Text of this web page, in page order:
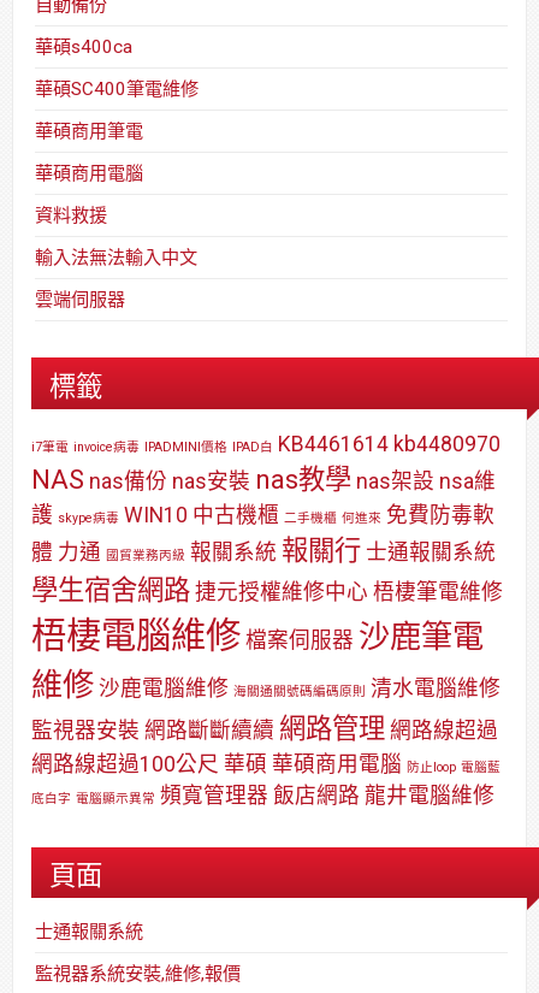
自動備份
華碩s400ca
華碩SC400筆電維修
華碩商用筆電
華碩商用電腦
資料救援
輸入法無法輸入中文
雲端伺服器
標籤
i7筆電 invoice病毒 IPADMINI價格 IPAD白 KB4461614 kb4480970
NAS nas備份 nas安裝 nas教學 nas架設 nsa維
護 skype病毒 WIN10 中古機櫃 二手機櫃 何進來 免費防毒軟
體 力通 國貿業務丙級 報關系統 報關行 士通報關系統
學生宿舍網路 捷元授權維修中心 梧棲筆電維修
梧棲電腦維修 檔案伺服器 沙鹿筆電
維修 沙鹿電腦維修 海關通關號碼編碼原則 清水電腦維修
監視器安裝 網路斷斷續續 網路管理 網路線超過
網路線超過100公尺 華碩 華碩商用電腦 防止loop 電腦藍
底白字 電腦顯示異常 頻寬管理器 飯店網路 龍井電腦維修
頁面
士通報關系統
監視器系統安裝,維修,報價